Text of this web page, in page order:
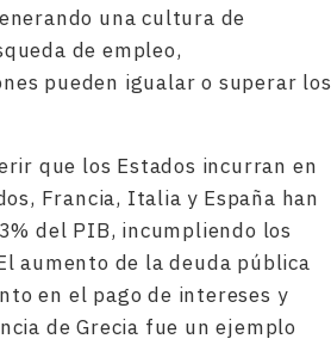
una cultura de
de empleo,
pueden igualar o superar los
que los Estados incurran en
Francia, Italia y España han
del PIB, incumpliendo los
aumento de la deuda pública
en el pago de intereses y
de Grecia fue un ejemplo